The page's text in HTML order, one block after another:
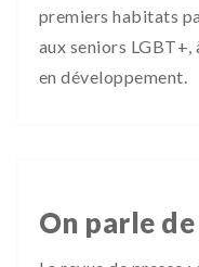
premiers habitats
aux seniors LGBT+,
en développement.
On parle